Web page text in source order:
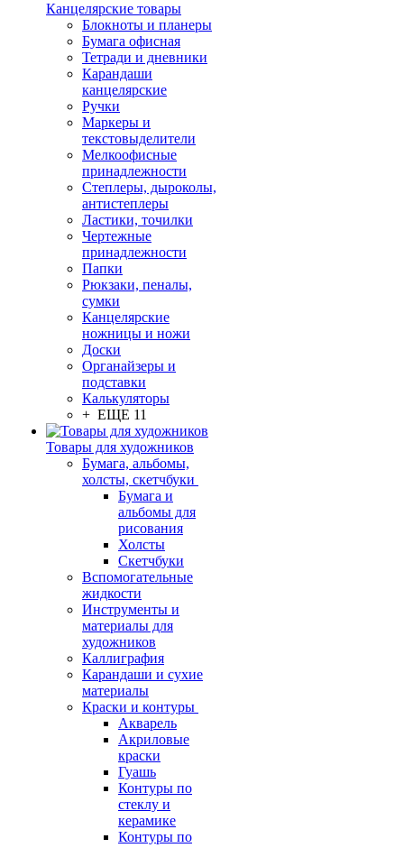
Канцелярские товары
Блокноты и планеры
Бумага офисная
Тетради и дневники
Карандаши
канцелярские
Ручки
Маркеры и
текстовыделители
Мелкоофисные
принадлежности
Степлеры, дыроколы,
антистеплеры
Ластики, точилки
Чертежные
принадлежности
Папки
Рюкзаки, пеналы,
сумки
Канцелярские
ножницы и ножи
Доски
Органайзеры и
подставки
Калькуляторы
+ ЕЩЕ 11
Товары для художников
Бумага, альбомы,
холсты, скетчбуки
Бумага и
альбомы для
рисования
Холсты
Скетчбуки
Вспомогательные
жидкости
Инструменты и
материалы для
художников
Каллиграфия
Карандаши и сухие
материалы
Краски и контуры
Акварель
Акриловые
краски
Гуашь
Контуры по
стеклу и
керамике
Контуры по